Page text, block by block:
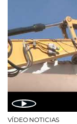
VÍDEO NOTICIAS